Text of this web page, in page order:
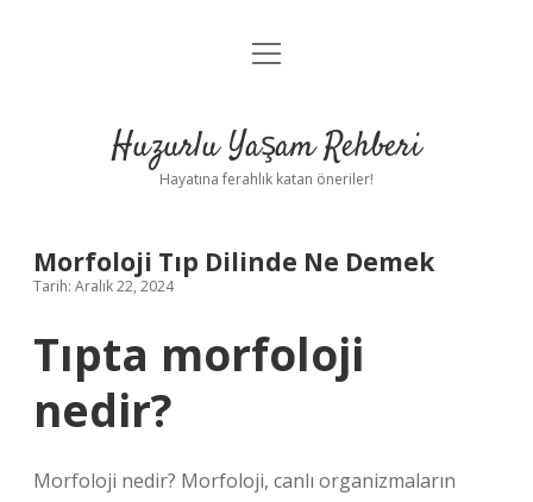
Anasayfa
Yasal Uyarı
menüyü
Huzurlu Yaşam Rehberi
Hayatına ferahlık katan öneriler!
Morfoloji Tıp Dilinde Ne Demek
Tarih: Aralık 22, 2024
Tıpta morfoloji
nedir?
Morfoloji nedir? Morfoloji, canlı organizmaların